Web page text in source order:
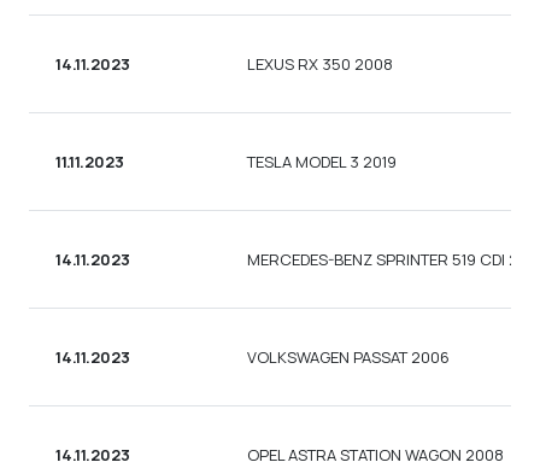
14.11.2023 LEXUS RX 350 2008
11.11.2023 TESLA MODEL 3 2019
14.11.2023 MERCEDES-BENZ SPRINTER 519 CDI
14.11.2023 VOLKSWAGEN PASSAT 2006
14.11.2023 OPEL ASTRA STATION WAGON 2008